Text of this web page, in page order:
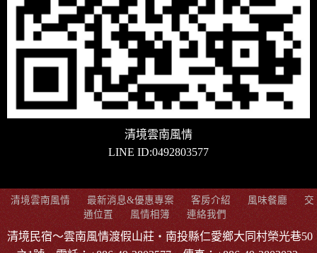
清境雲南風情
LINE ID:0492803577
清境雲南風情 最新消息&優惠專案 客房介紹 風味餐廳
交
通位置
風情相簿 連絡我們
清境民宿～雲南風情渡假山莊‧南投縣仁愛鄉大同村榮光巷50